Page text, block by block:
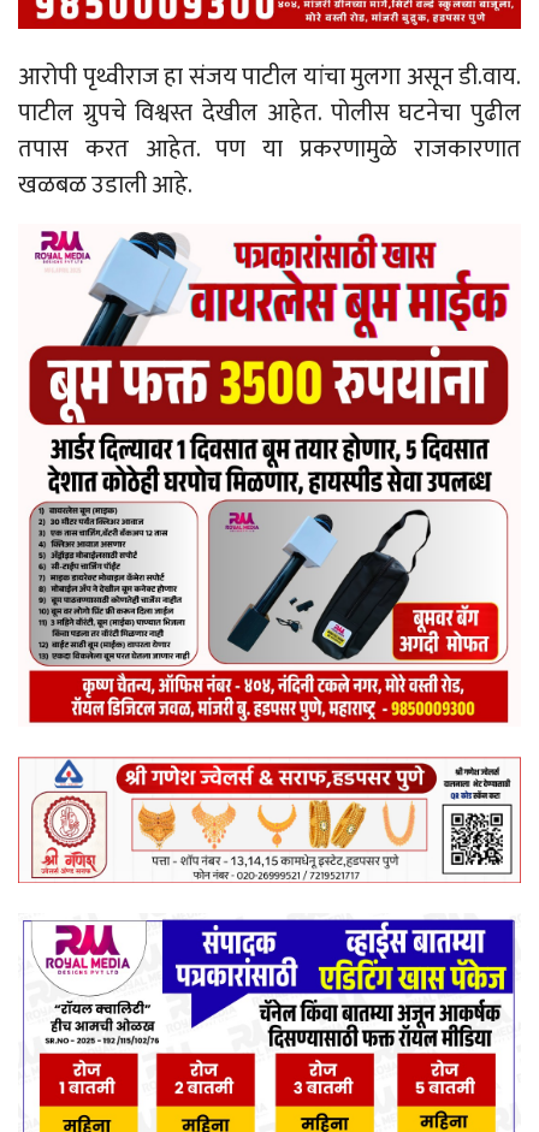
आरोपी पृथ्वीराज हा संजय पाटील यांचा मुलगा असून डी.वाय.
पाटील ग्रुपचे विश्वस्त देखील आहेत. पोलीस घटनेचा पुढील
तपास करत आहेत. पण या प्रकरणामुळे राजकारणात
खळबळ उडाली आहे.